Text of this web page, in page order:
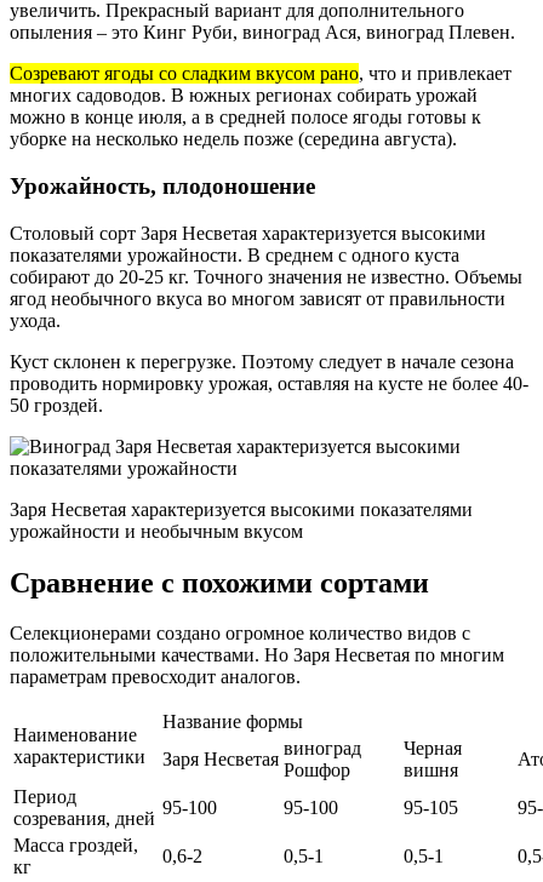
увеличить. Прекрасный вариант для дополнительного
опыления – это Кинг Руби, виноград Ася, виноград Плевен.
Созревают ягоды со сладким вкусом рано, что и привлекает
многих садоводов. В южных регионах собирать урожай
можно в конце июля, а в средней полосе ягоды готовы к
уборке на несколько недель позже (середина августа).
Урожайность, плодоношение
Столовый сорт Заря Несветая характеризуется высокими
показателями урожайности. В среднем с одного куста
собирают до 20-25 кг. Точного значения не известно. Объемы
ягод необычного вкуса во многом зависят от правильности
ухода.
Куст склонен к перегрузке. Поэтому следует в начале сезона
проводить нормировку урожая, оставляя на кусте не более 40-
50 гроздей.
Заря Несветая характеризуется высокими показателями
урожайности и необычным вкусом
Сравнение с похожими сортами
Селекционерами создано огромное количество видов с
положительными качествами. Но Заря Несветая по многим
параметрам превосходит аналогов.
Наименование
характеристики
Название формы
Заря Несветая
виноград
Рошфор
Черная
вишня
Период
созревания, дней
95-100 95-100 95-105
Масса гроздей,
кг
0,6-2 0,5-1 0,5-1